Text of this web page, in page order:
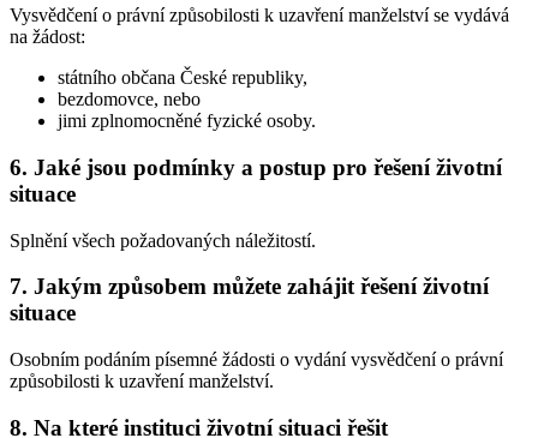
Vysvědčení o právní způsobilosti k uzavření manželství se vydává
na žádost:
státního občana České republiky,
bezdomovce, nebo
jimi zplnomocněné fyzické osoby.
6. Jaké jsou podmínky a postup pro řešení životní
situace
Splnění všech požadovaných náležitostí.
7. Jakým způsobem můžete zahájit řešení životní
situace
Osobním podáním písemné žádosti o vydání vysvědčení o právní
způsobilosti k uzavření manželství.
8. Na které instituci životní situaci řešit